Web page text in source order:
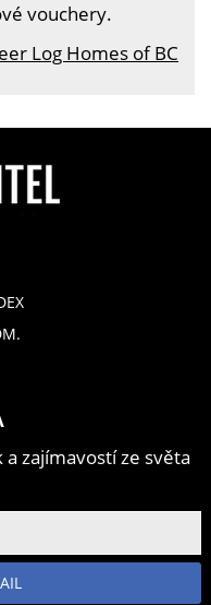
vouchery.
Log Homes of BC
zajímavostí ze světa